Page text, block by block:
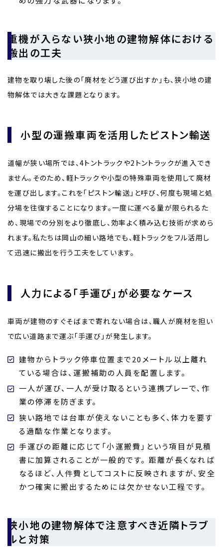
重機が入らない狭小地の建物解体における
搬出の工夫
建物を取り壊した後の「廃材をどう運び出すか」も、狭小地の建
物解体では大きな課題となります。
小型の運搬車両を活用したピストン輸送
道幅が狭い場所では、4トントラックや2トントラックが進入でき
ません。そのため、軽トラックや小型の特殊車両を使用して廃材
を運び出します。これを「ピストン輸送」と呼び、何度も現場と処
分場を往復することになります。一度に運べる量が限られるた
め、現場での分別をより徹底し、効率よく積み込む技術が求めら
れます。私たちは岡山の細い路地でも、軽トラックをフル活用し
て迅速に搬出を行う工夫をしています。
人力による「手運び」が必要なケース
車両が建物のすぐそばまで寄れない場合は、職人が廃材を担い
で広い道路まで運ぶ「手運び」が発生します。
建物からトラック停車位置まで20メートル以上離れ
ている場合は、運搬補助の人員を配置します。
一人が運び、一人が受け取るという連携プレーで、作
業の停滞を防ぎます。
狭い路地では台車が使えないことも多く、体力を要す
る過酷な作業となります。
手運びの距離に応じて「小運搬費」という項目が見積
書に加算されることが一般的です。 距離が長くなれば
なるほど、人件費としてコストに反映されますが、安全
かつ確実に搬出するためには欠かせない工程です。
狭小地の建物解体で注意すべき近隣トラブ
ルと対策